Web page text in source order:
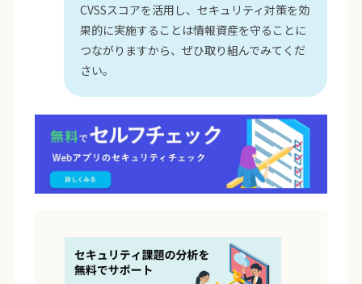
CVSSスコアを活用し、セキュリティ対策を効
果的に実施することは情報資産を守ることに
つながりますから、ぜひ取り組んでみてくだ
さい。